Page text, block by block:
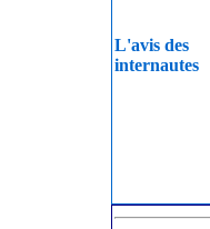
L'avis des
internautes